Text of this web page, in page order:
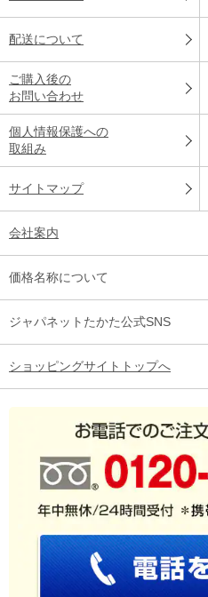
配送について
ご購入後の
お問い合わせ
個人情報保護への
取組み
サイトマップ
会社案内
価格名称について
ジャパネットたかた公式SNS
ショッピングサイトトップへ